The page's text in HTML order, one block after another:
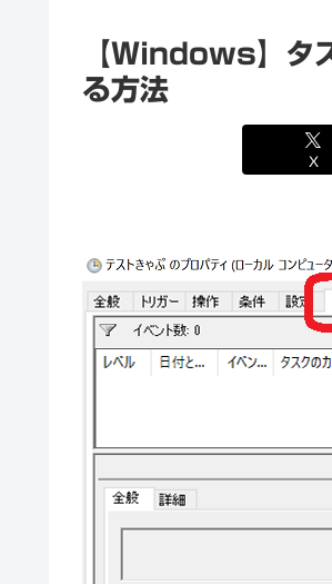
【Windows】タ
る方法
X